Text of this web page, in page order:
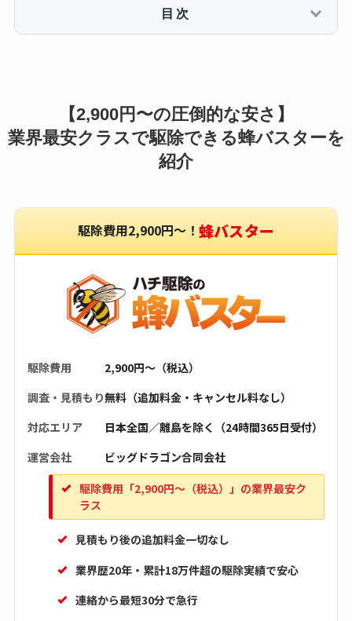
目次
【2,900円〜の圧倒的な安さ】
業界最安クラスで駆除できる蜂バスターを
紹介
駆除費用2,900円〜！ 蜂バスター
駆除費用
2,900円〜（税込）
調査・見積もり無料（追加料金・キャンセル料なし）
対応エリア
日本全国／離島を除く（24時間365日受付）
運営会社
ビッグドラゴン合同会社
駆除費用「2,900円〜（税込）」の業界最安ク
ラス
見積もり後の追加料金一切なし
業界歴20年・累計18万件超の駆除実績で安心
連絡から最短30分で急行